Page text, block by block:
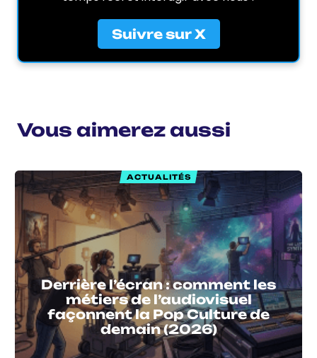
Suivre sur X
Vous aimerez aussi
ACTUALITÉS
Derrière l’écran : comment les
métiers de l’audiovisuel
façonnent la Pop Culture de
demain (2026)